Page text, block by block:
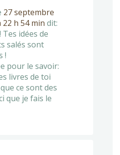
27 septembre
22 h 54 min dit:
Tes idées de
salés sont
!
pour le savoir:
livres de toi
ce sont des
que je fais le